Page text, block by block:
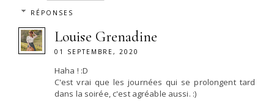
RÉPONSES
Louise Grenadine
01 SEPTEMBRE, 2020
Haha ! :D
C'est vrai que les journées qui se prolongent tard
dans la soirée, c'est agréable aussi. :)